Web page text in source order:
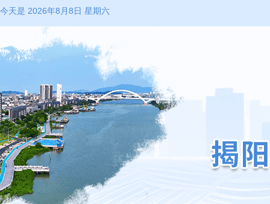
今天是 2026年8月8日 星期六